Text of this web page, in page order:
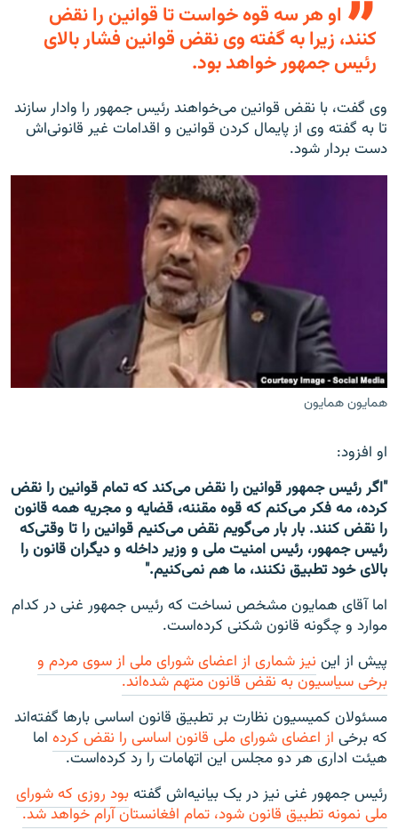
او هر سه قوه خواست تا قوانین را نقض
کنند، زیرا به گفته وی نقض قوانین فشار بالای
رئیس جمهور خواهد بود.
وی گفت، با نقض قوانین می‌خواهند رئیس جمهور را وادار سازند
تا به گفته وی از پایمال کردن قوانین و اقدامات غیر قانونی‌اش
دست بردار شود.
همایون همایون
او افزود:
"اگر رئیس جمهور قوانین را نقض می‌کند که تمام قوانین را نقض
کرده، مه فکر می‌کنم که قوه مقننه، قضایه و مجریه همه قانون
را نقض کنند. بار بار می‌گویم نقض می‌کنیم قوانین را تا وقتی‌که
رئیس جمهور، رئیس امنیت ملی و وزیر داخله و دیگران قانون را
بالای خود تطبیق نکنند، ما هم نمی‌کنیم."
اما آقای همایون مشخص نساخت که رئیس جمهور غنی در کدام
موارد و چگونه قانون شکنی کرده‌است.
پیش از این نیز شماری از اعضای شورای ملی از سوی مردم و
برخی سیاسیون به نقض قانون متهم شده‌اند.
مسئولان کمیسیون نظارت بر تطبیق قانون اساسی بارها گفته‌اند
که برخی از اعضای شورای ملی قانون اساسی را نقض کرده اما
هیئت اداری هر دو مجلس این اتهامات را رد کرده‌است.
رئیس جمهور غنی نیز در یک بیانیه‌اش گفتهبود روزی که شورای
ملی نمونه تطبیق قانون شود، تمام افغانستان آرام خواهد شد.